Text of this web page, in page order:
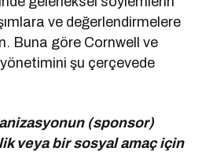
ve değerlendirmelere
Buna göre Cornwell ve
şu çerçevede
(sponsor)
veya bir sosyal amaç için